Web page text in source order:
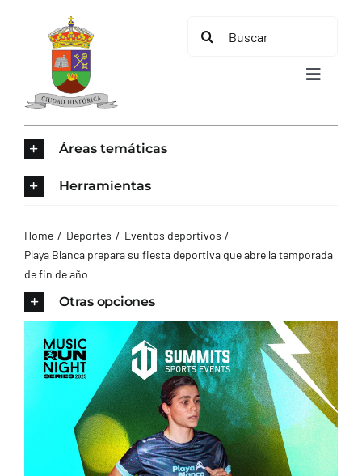
contenido
Buscar:
Toggle
AYUNTAMIENTO
TURISMO
Áreas temáticas
Herramientas
Home Deportes
Eventos deportivos
Playa Blanca prepara su fiesta deportiva que abre la temporada
de fin de año
Otras opciones